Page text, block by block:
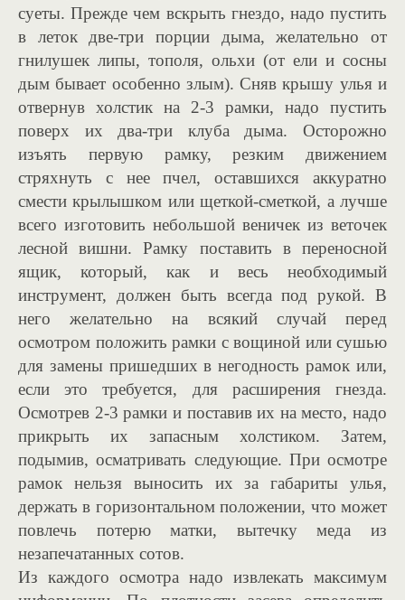
суеты. Прежде чем вскрыть гнездо, надо пустить
в леток две-три порции дыма, желательно от
гнилушек липы, тополя, ольхи (от ели и сосны
дым бывает особенно злым). Сняв крышу улья и
отвернув холстик на 2-3 рамки, надо пустить
поверх их два-три клуба дыма. Осторожно
изъять первую рамку, резким движением
стряхнуть с нее пчел, оставшихся аккуратно
смести крылышком или щеткой-сметкой, а лучше
всего изготовить небольшой веничек из веточек
лесной вишни. Рамку поставить в переносной
ящик, который, как и весь необходимый
инструмент, должен быть всегда под рукой. В
него желательно на всякий случай перед
осмотром положить рамки с вощиной или сушью
для замены пришедших в негодность рамок или,
если это требуется, для расширения гнезда.
Осмотрев 2-3 рамки и поставив их на место, надо
прикрыть их запасным холстиком. Затем,
подымив, осматривать следующие. При осмотре
рамок нельзя выносить их за габариты улья,
держать в горизонтальном положении, что может
повлечь потерю матки, вытечку меда из
незапечатанных сотов.
Из каждого осмотра надо извлекать максимум